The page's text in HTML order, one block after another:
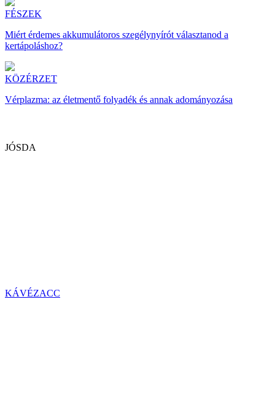
FÉSZEK
Miért érdemes akkumulátoros szegélynyírót választanod a
kertápoláshoz?
KÖZÉRZET
Vérplazma: az életmentő folyadék és annak adományozása
JÓSDA
KÁVÉZACC